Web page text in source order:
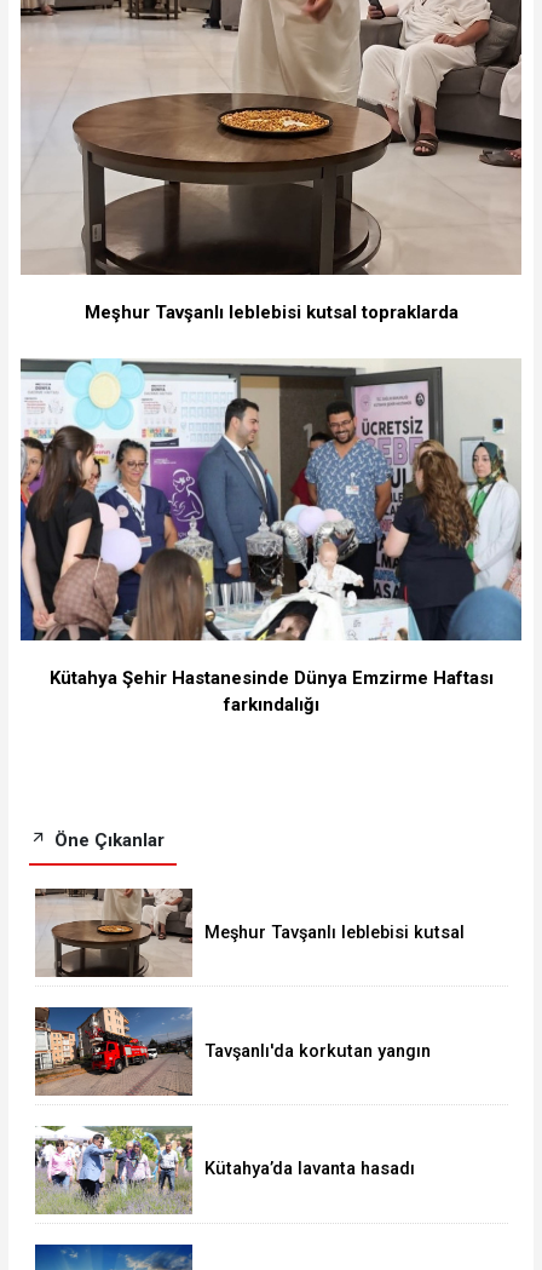
Meşhur Tavşanlı leblebisi kutsal topraklarda
Kütahya Şehir Hastanesinde Dünya Emzirme Haftası
farkındalığı
Öne Çıkanlar
Meşhur Tavşanlı leblebisi kutsal
Tavşanlı'da korkutan yangın
Kütahya’da lavanta hasadı